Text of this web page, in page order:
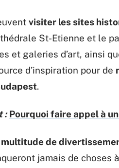
visiter les sites
St-Etienne et le
et galeries d’art, ainsi
d’inspiration pour de
.
: Pourquoi faire appel à
multitude de
jamais de choses